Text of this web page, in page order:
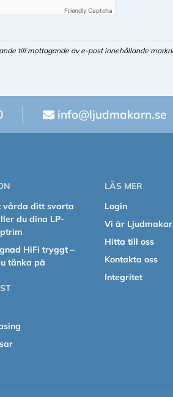
Friendly Captcha
till mottagande av e-post innehållande
info@ljudmakarn.se
vårda ditt svarta
du dina LP-
HiFi tryggt –
tänka på
LÄS MER
Login
Vi är
Hitta till oss
Kontakta oss
Integritet